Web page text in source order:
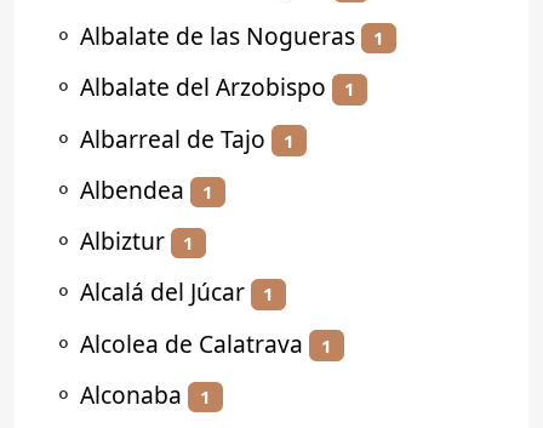
⚬ Albalate de las Nogueras 1
⚬ Albalate del Arzobispo 1
⚬ Albarreal de Tajo 1
⚬ Albendea 1
⚬ Albiztur 1
⚬ Alcalá del Júcar 1
⚬ Alcolea de Calatrava 1
⚬ Alconaba 1